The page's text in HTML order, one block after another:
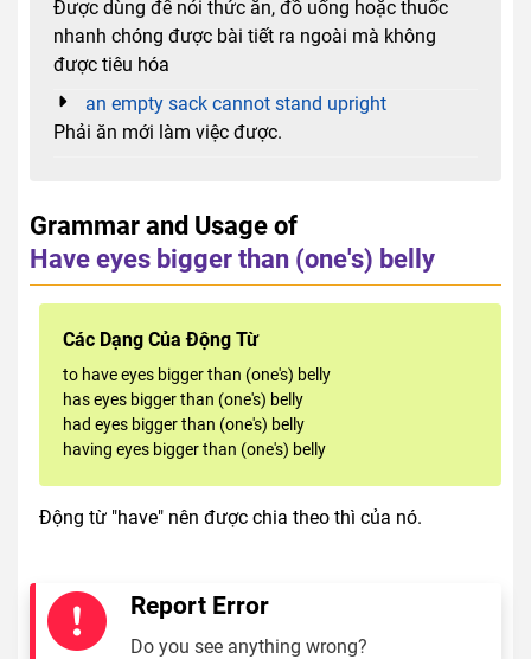
Được dùng để nói thức ăn, đồ uống hoặc thuốc
nhanh chóng được bài tiết ra ngoài mà không
được tiêu hóa
an empty sack cannot stand upright
Phải ăn mới làm việc được.
Grammar and Usage of
Have eyes bigger than (one's) belly
Các Dạng Của Động Từ
to have eyes bigger than (one's) belly
has eyes bigger than (one's) belly
had eyes bigger than (one's) belly
having eyes bigger than (one's) belly
Động từ "have" nên được chia theo thì của nó.
Report Error
Do you see anything wrong?